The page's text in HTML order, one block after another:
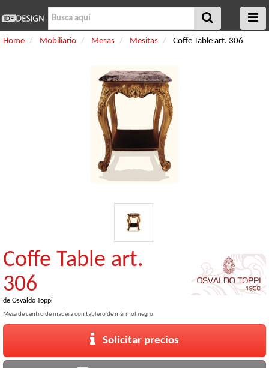
Home Mobiliario Mesas Mesitas Coffe Table art. 306
Coffe Table art.
306
de Osvaldo Toppi
Mesa de centro de madera con tablero de mármol negro
Solicitar precios